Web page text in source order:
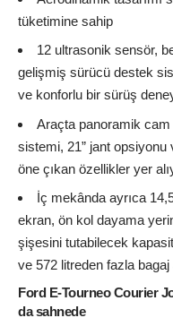
tüketimine sahip
12 ultrasonik sensör,
gelişmiş sürücü destek
ve konforlu bir sürüş
Araçta panoramik
sistemi, 21” jant
öne çıkan özellikler yer
İç mekânda ayrıca
ekran, ön kol dayama
şişesini tutabilecek
ve 572 litreden fazla bagaj
Ford E-Tourneo Courier
da sahnede